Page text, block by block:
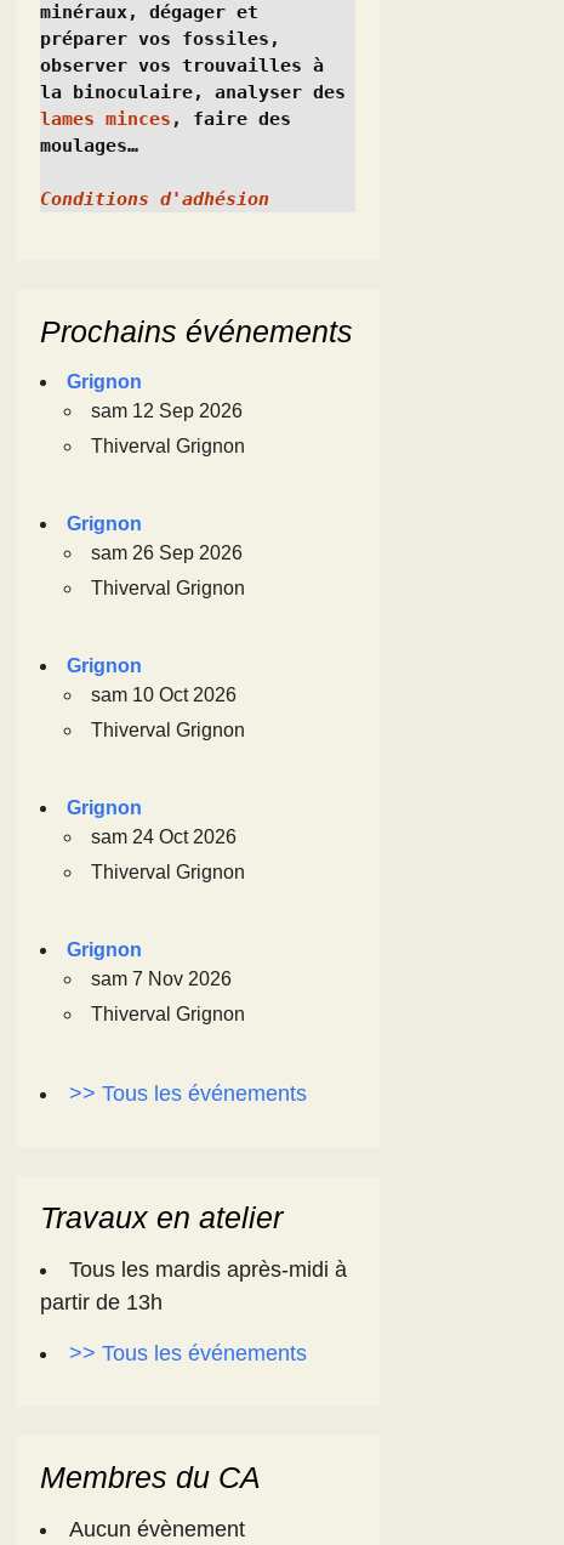
minéraux, dégager et
préparer vos fossiles,
observer vos trouvailles à
lames minces , faire des
moulages…
Conditions d'adhésion
Prochains événements
Grignon
sam 12 Sep 2026
Thiverval Grignon
Grignon
sam 26 Sep 2026
Thiverval Grignon
Grignon
sam 10 Oct 2026
Thiverval Grignon
Grignon
sam 24 Oct 2026
Thiverval Grignon
Grignon
sam 7 Nov 2026
Thiverval Grignon
>> Tous les événements
Travaux en atelier
Tous les mardis après-midi à
partir de 13h
>> Tous les événements
Membres du CA
Aucun évènement